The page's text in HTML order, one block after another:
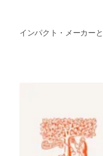
インパクト・メーカー